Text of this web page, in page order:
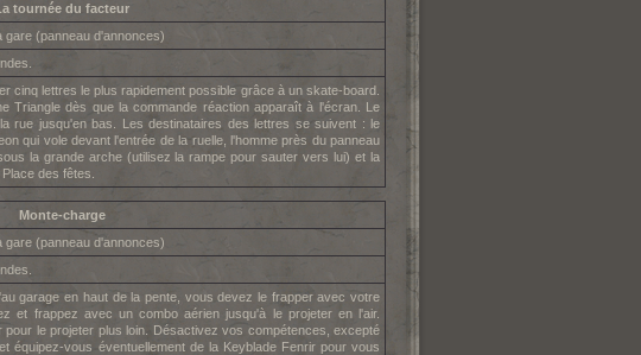
tournée du facteur
gare (panneau d'annonces)
cinq lettres le plus rapidement possible grâce à un skate-board.
Triangle dès que la commande réaction apparaît à l'écran. Le
rue jusqu'en bas. Les destinataires des lettres se suivent : le
qui vole devant l'entrée de la ruelle, l'homme près du panneau
la grande arche (utilisez la rampe pour sauter vers lui) et la
des fêtes.
Monte-charge
gare (panneau d'annonces)
garage en haut de la pente, vous devez le frapper avec votre
et frappez avec un combo aérien jusqu'à le projeter en l'air.
pour le projeter plus loin. Désactivez vos compétences, excepté
équipez-vous éventuellement de la Keyblade Fenrir pour vous